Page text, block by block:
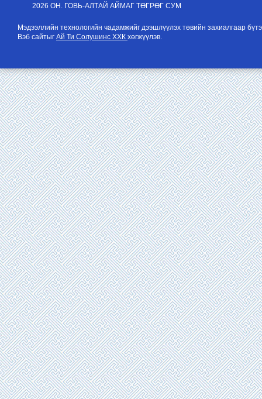
2026 ОН. ГОВЬ-АЛТАЙ АЙМАГ ТӨГРӨГ СУМ
Мэдээллийн технологийн чадамжийг дээшлүүлэх төвийн захиалгаар
Вэб сайтыг Ай Ти Солушинс ХХК хөгжүүлэв.